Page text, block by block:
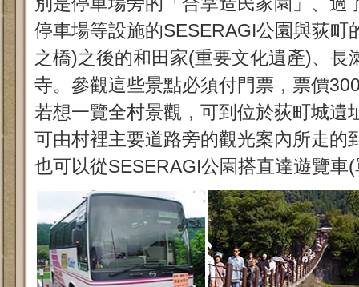
停車場等設施的SESERAGI公園與荻町
之橋)之後的和田家(重要文化遺產)、長
寺。參觀這些景點必須付門票，票價
若想一覽全村景觀，可到位於荻町城遺
可由村裡主要道路旁的觀光案內所走的
也可以從SESERAGI公園搭直達遊覽車